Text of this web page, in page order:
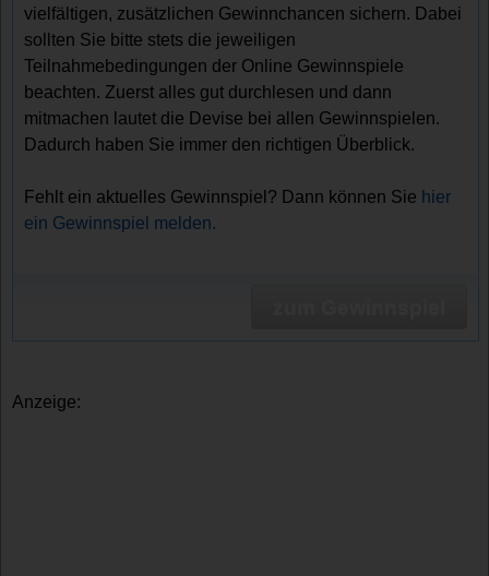
vielfältigen, zusätzlichen Gewinnchancen sichern. Dabei
sollten Sie bitte stets die jeweiligen
Teilnahmebedingungen der Online Gewinnspiele
beachten. Zuerst alles gut durchlesen und dann
mitmachen lautet die Devise bei allen Gewinnspielen.
Dadurch haben Sie immer den richtigen Überblick.
Fehlt ein aktuelles Gewinnspiel? Dann können Sie hier
ein Gewinnspiel melden.
Anzeige: